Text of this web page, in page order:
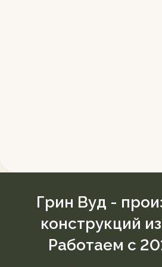
Грин Вуд -
конструкций
Работаем с